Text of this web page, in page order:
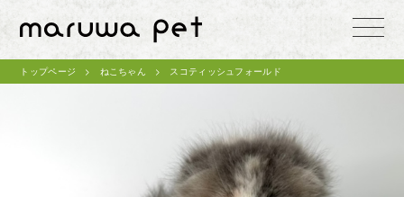
toggle
トップページ ねこちゃん スコティッシュフォールド